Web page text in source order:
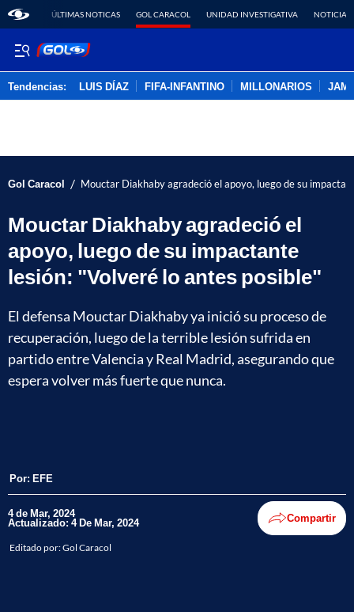
ÚLTIMAS NOTICAS GOL CARACOL UNIDAD INVESTIGATIVA NOTICIAS
Tendencias: LUIS DÍAZ FIFA-INFANTINO MILLONARIOS
Gol Caracol / Mouctar Diakhaby agradeció el apoyo, luego de su
Mouctar Diakhaby agradeció el
apoyo, luego de su impactante
lesión: "Volveré lo antes posible"
El defensa Mouctar Diakhaby ya inició su proceso de
recuperación, luego de la terrible lesión sufrida en
partido entre Valencia y Real Madrid, asegurando que
espera volver más fuerte que nunca.
Por: EFE
4 de Mar, 2024
Actualizado: 4 De Mar, 2024 Compartir
Editado por:Gol Caracol